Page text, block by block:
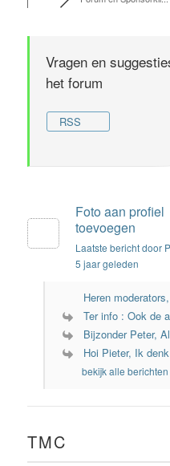
Vragen en
het forum
RSS
Foto aan profiel
toevoegen
Laatste bericht door
5 jaar geleden
Heren
Ter info : Ook de
Bijzonder Peter,
Hoi Pieter, Ik
bekijk alle berichten
TMC